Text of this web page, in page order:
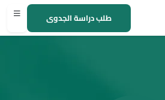
طلب دراسة الجدوى